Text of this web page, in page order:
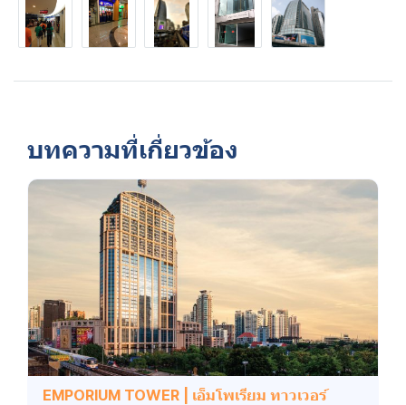
บทความที่เกี่ยวข้อง
EMPORIUM TOWER | เอ็มโพเรียม ทาวเวอร์